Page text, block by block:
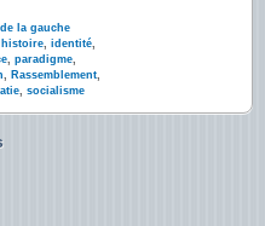
la gauche
histoire, identité,
, paradigme,
, Rassemblement,
, socialisme